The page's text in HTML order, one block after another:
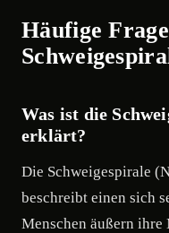
Häufige
Was ist die
erklärt?
Die Schweigespirale
beschreibt einen sich
Menschen äußern